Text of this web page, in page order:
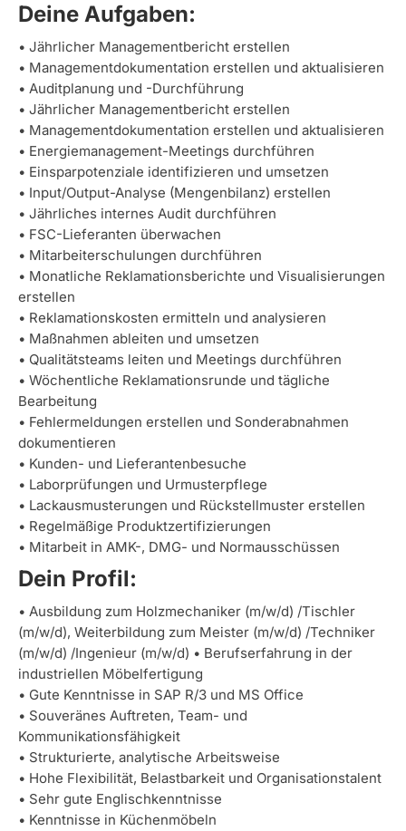
Deine Aufgaben:
• Jährlicher Managementbericht erstellen
• Managementdokumentation erstellen und aktualisieren
• Auditplanung und -Durchführung
• Jährlicher Managementbericht erstellen
• Managementdokumentation erstellen und aktualisieren
• Energiemanagement-Meetings durchführen
• Einsparpotenziale identifizieren und umsetzen
• Input/Output-Analyse (Mengenbilanz) erstellen
• Jährliches internes Audit durchführen
• FSC-Lieferanten überwachen
• Mitarbeiterschulungen durchführen
• Monatliche Reklamationsberichte und Visualisierungen
erstellen
• Reklamationskosten ermitteln und analysieren
• Maßnahmen ableiten und umsetzen
• Qualitätsteams leiten und Meetings durchführen
• Wöchentliche Reklamationsrunde und tägliche
Bearbeitung
• Fehlermeldungen erstellen und Sonderabnahmen
dokumentieren
• Kunden- und Lieferantenbesuche
• Laborprüfungen und Urmusterpflege
• Lackausmusterungen und Rückstellmuster erstellen
• Regelmäßige Produktzertifizierungen
• Mitarbeit in AMK-, DMG- und Normausschüssen
Dein Profil:
• Ausbildung zum Holzmechaniker (m/w/d) /Tischler
(m/w/d), Weiterbildung zum Meister (m/w/d) /Techniker
(m/w/d) /Ingenieur (m/w/d) • Berufserfahrung in der
industriellen Möbelfertigung
• Gute Kenntnisse in SAP R/3 und MS Office
• Souveränes Auftreten, Team- und
Kommunikationsfähigkeit
• Strukturierte, analytische Arbeitsweise
• Hohe Flexibilität, Belastbarkeit und Organisationstalent
• Sehr gute Englischkenntnisse
• Kenntnisse in Küchenmöbeln